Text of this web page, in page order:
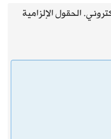
الحقول الإلزامية